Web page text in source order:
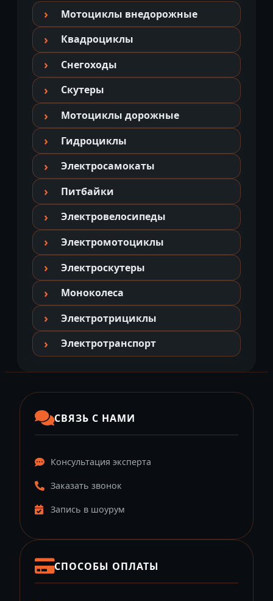
Мотоциклы внедорожные
Квадроциклы
Снегоходы
Скутеры
Мотоциклы дорожные
Гидроциклы
Электросамокаты
Питбайки
Электровелосипеды
Электромотоциклы
Электроскутеры
Моноколеса
Электротрициклы
Электротранспорт
СВЯЗЬ С НАМИ
Консультация эксперта
Заказать звонок
Запись в шоурум
СПОСОБЫ ОПЛАТЫ